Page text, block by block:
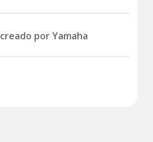
creado por Yamaha